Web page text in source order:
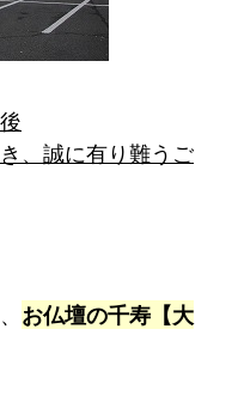
、誠に有り難うご
お仏壇の千寿【大